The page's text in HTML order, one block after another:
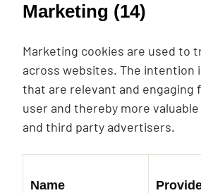
Marketing (14)
Marketing cookies are used to
across websites. The intention
that are relevant and engaging
user and thereby more
and third party advertisers.
Name